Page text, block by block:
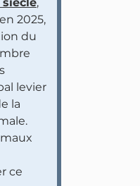
2025,
du
levier
la
ce